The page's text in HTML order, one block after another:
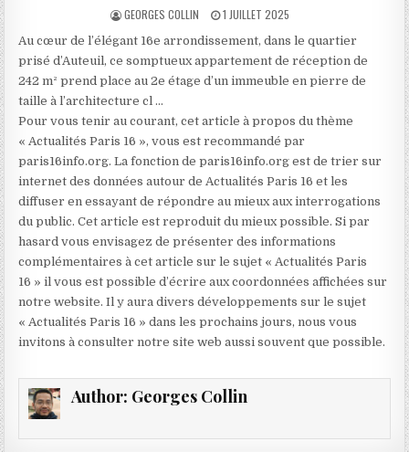
AUTHOR:
GEORGES COLLIN
PUBLISHED
1 JUILLET 2025
Au cœur de l’élégant 16e arrondissement, dans le quartier
prisé d’Auteuil, ce somptueux appartement de réception de
242 m² prend place au 2e étage d’un immeuble en pierre de
taille à l’architecture cl …
Pour vous tenir au courant, cet article à propos du thème
« Actualités Paris 16 », vous est recommandé par
paris16info.org. La fonction de paris16info.org est de trier sur
internet des données autour de Actualités Paris 16 et les
diffuser en essayant de répondre au mieux aux interrogations
du public. Cet article est reproduit du mieux possible. Si par
hasard vous envisagez de présenter des informations
complémentaires à cet article sur le sujet « Actualités Paris
16 » il vous est possible d’écrire aux coordonnées affichées sur
notre website. Il y aura divers développements sur le sujet
« Actualités Paris 16 » dans les prochains jours, nous vous
invitons à consulter notre site web aussi souvent que possible.
Author: Georges Collin